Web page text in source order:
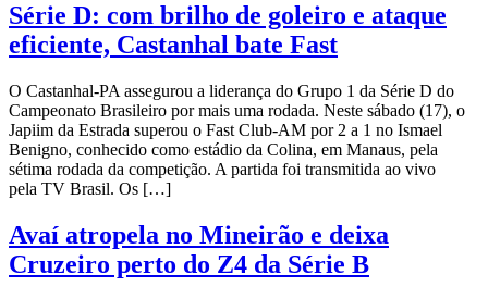
Série D: com brilho de goleiro e ataque
eficiente, Castanhal bate Fast
O Castanhal-PA assegurou a liderança do Grupo 1 da Série D do
Campeonato Brasileiro por mais uma rodada. Neste sábado (17), o
Japiim da Estrada superou o Fast Club-AM por 2 a 1 no Ismael
Benigno, conhecido como estádio da Colina, em Manaus, pela
sétima rodada da competição. A partida foi transmitida ao vivo
pela TV Brasil. Os […]
Avaí atropela no Mineirão e deixa
Cruzeiro perto do Z4 da Série B